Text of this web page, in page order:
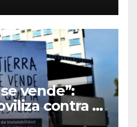
vende”:
contra el
de Tierras